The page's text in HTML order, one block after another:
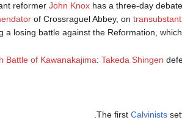
reformer John Knoxhas a three-day
of Crossraguel Abbey, on
a losing battle against the Reformation,
Battle of Kawanakajima: Takeda Shingen
The first Calvinists